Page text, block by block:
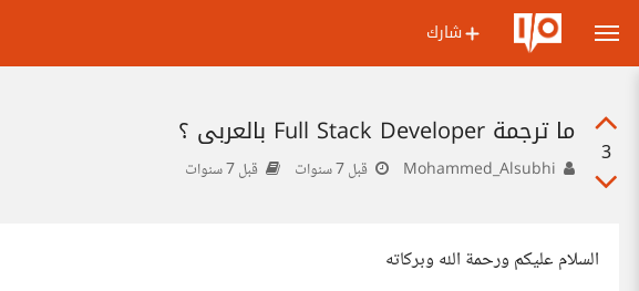
شارك
3
ما ترجمة Full Stack Developer بالعربي ؟
قبل 7 سنوات قبل 7 سنوات
السلام عليكم ورحمة الله وبركاته